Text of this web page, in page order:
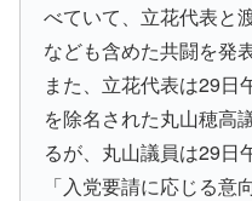
べていて、立花代表と
なども含めた共闘を発
また、立花代表は29日
を除名された丸山穂高
るが、丸山議員は29日
「入党要請に応じる意